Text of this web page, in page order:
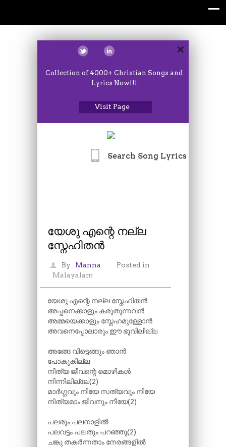
Collection of 4000+ Christian Songs and
Lyrics Now!!!
Visit Page
Search Song Lyrics
യേശു എന്റെ നല്ല
സ്നേഹിതൻ
By Manna
Posted in
Malayalam
യേശു എന്റെ നല്ല സ്നേഹിതൻ
അപ്പനെക്കാളും കരുതുന്നവൻ
അമ്മയെക്കാളും സ്നേഹമുള്ളോൻ
അവനെപ്പോലാരും ഈ ഭൂവിലില്ല
അങ്ങേ വിട്ടെങ്ങും ഞാൻ
പോകുകില്ല
നിത്യ ജീവന്റെ മൊഴികൾ
നിന്നിലില്ലേ(2)
മാർഗ്ഗവും നീയേ സത്യവും നീയേ
നിത്യമാം ജീവനും നീയേ(2)
പലരും പലനാളിൽ
പലവട്ടം പലതും പറഞ്ഞു(2)
ചങ്കു തകർന്നതാം നേരങ്ങളിൽ